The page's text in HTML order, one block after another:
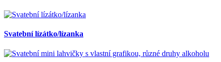
Svatební lízátko/lízanka